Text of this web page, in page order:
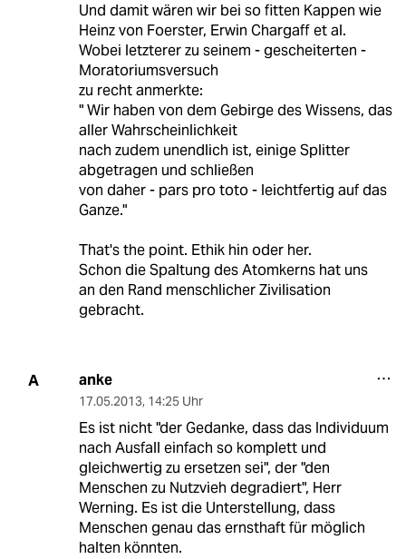
Und damit wären wir bei so fitten Kappen wie
Heinz von Foerster, Erwin Chargaff et al.
Wobei letzterer zu seinem - gescheiterten -
Moratoriumsversuch
zu recht anmerkte:
" Wir haben von dem Gebirge des Wissens, das
aller Wahrscheinlichkeit
nach zudem unendlich ist, einige Splitter
abgetragen und schließen
von daher - pars pro toto - leichtfertig auf das
Ganze."
That's the point. Ethik hin oder her.
Schon die Spaltung des Atomkerns hat uns
an den Rand menschlicher Zivilisation
gebracht.
A anke
17.05.2013, 14:25 Uhr
Es ist nicht "der Gedanke, dass das Individuum
nach Ausfall einfach so komplett und
gleichwertig zu ersetzen sei", der "den
Menschen zu Nutzvieh degradiert", Herr
Werning. Es ist die Unterstellung, dass
Menschen genau das ernsthaft für möglich
halten könnten.